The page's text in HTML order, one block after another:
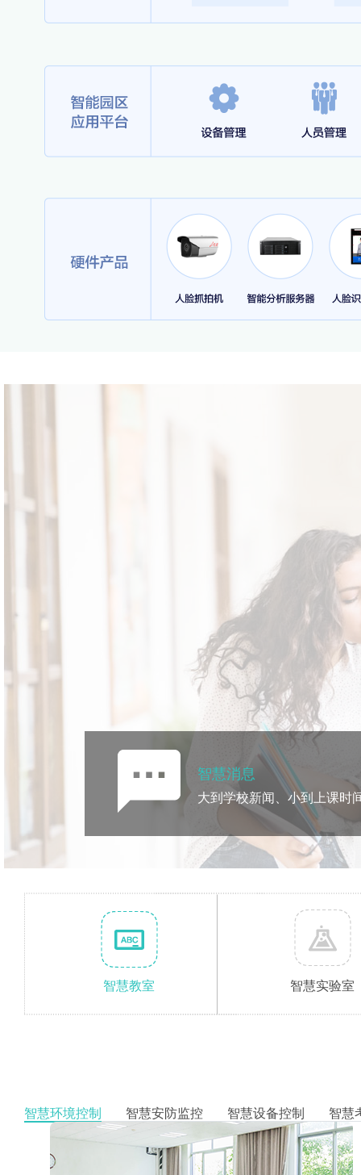
智慧消息
大到学校新闻、小到上课时
智慧教室 智慧实验室
智慧环境控制 智慧安防监控 智慧设备控制 智慧